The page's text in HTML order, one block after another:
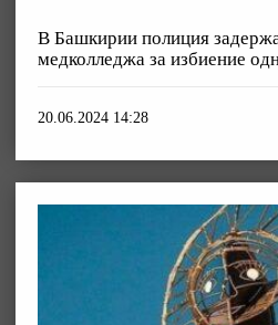
В Башкирии полиция
медколледжа за избиение
20.06.2024 14:28